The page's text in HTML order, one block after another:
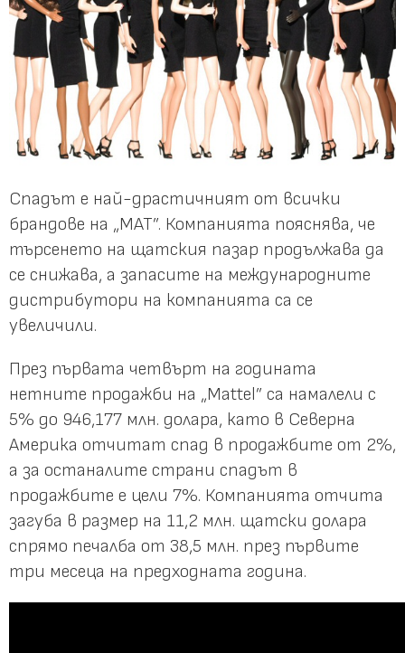
Спадът е най-драстичният от всички
брандове на „MAT”. Компанията пояснява, че
търсенето на щатския пазар продължава да
се снижава, а запасите на международните
дистрибутори на компанията са се
увеличили.
През първата четвърт на годината
нетните продажби на „Mattel” са намалели с
5% до 946,177 млн. долара, като в Северна
Америка отчитат спад в продажбите от 2%,
а за останалите страни спадът в
продажбите е цели 7%. Компанията отчита
загуба в размер на 11,2 млн. щатски долара
спрямо печалба от 38,5 млн. през първите
три месеца на предходната година.